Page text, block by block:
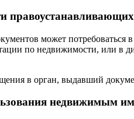
может
по недвижимости, или в
в орган, выдавший
недвижимым